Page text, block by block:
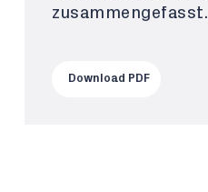
zusammengefasst.
Download PDF